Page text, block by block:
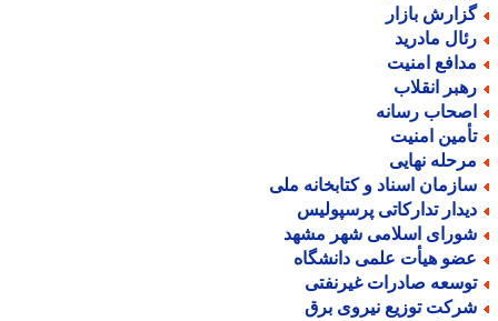
بازار
مادرید
امنیت
انقلاب
رسانه
امنیت
نهایی
اسناد و کتابخانه ملی
تدارکاتی پرسپولیس
اسلامی شهر مشهد
هیأت علمی دانشگاه
صادرات غیرنفتی
توزیع نیروی برق